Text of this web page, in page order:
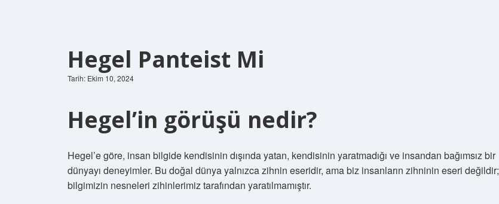
Hegel Panteist Mi
Tarih: Ekim 10, 2024
Hegel’in görüşü nedir?
Hegel’e göre, insan bilgide kendisinin dışında yatan, kendisinin yaratmadığı ve insandan bağımsız bir
dünyayı deneyimler. Bu doğal dünya yalnızca zihnin eseridir, ama biz insanların zihninin eseri değildir;
bilgimizin nesneleri zihinlerimiz tarafından yaratılmamıştır.